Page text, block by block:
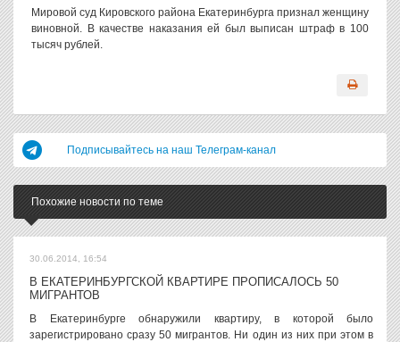
Мировой суд Кировского района Екатеринбурга признал женщину
виновной. В качестве наказания ей был выписан штраф в 100
тысяч рублей.
Подписывайтесь на наш Телеграм-канал
Похожие новости по теме
30.06.2014, 16:54
В ЕКАТЕРИНБУРГСКОЙ КВАРТИРЕ ПРОПИСАЛОСЬ 50
МИГРАНТОВ
В Екатеринбурге обнаружили квартиру, в которой было
зарегистрировано сразу 50 мигрантов. Ни один из них при этом в